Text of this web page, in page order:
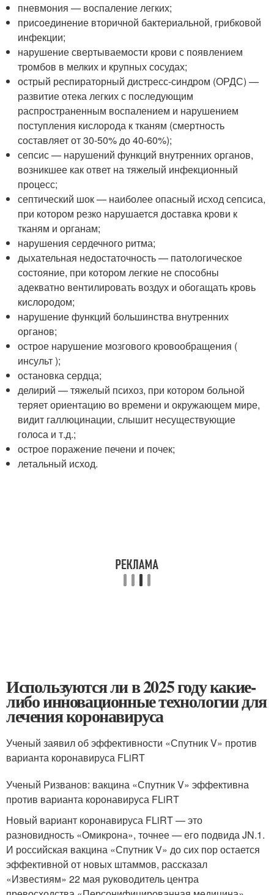
пневмония — воспаление легких;
присоединение вторичной бактериальной, грибковой
инфекции;
нарушение свертываемости крови с появлением
тромбов в мелких и крупных сосудах;
острый респираторный дистресс-синдром (ОРДС) —
развитие отека легких с последующим
распространенным воспалением и нарушением
поступления кислорода к тканям (смертность
составляет от 30-50% до 40-60%);
сепсис — нарушений функций внутренних органов,
возникшее как ответ на тяжелый инфекционный
процесс;
септический шок — наиболее опасный исход сепсиса,
при котором резко нарушается доставка крови к
тканям и органам;
нарушения сердечного ритма;
дыхательная недостаточность — патологическое
состояние, при котором легкие не способны
адекватно вентилировать воздух и обогащать кровь
кислородом;
нарушение функций большинства внутренних
органов;
острое нарушение мозгового кровообращения (
инсульт );
остановка сердца;
делирий — тяжелый психоз, при котором больной
теряет ориентацию во времени и окружающем мире,
видит галлюцинации, слышит несуществующие
голоса и т.д.;
острое поражение печени и почек;
летальный исход.
Используются ли в 2025 году какие-
либо инновационные технологии для
лечения коронавируса
Ученый заявил об эффективности «Спутник V» против
варианта коронавируса FLiRT
Ученый Ризванов: вакцина «Спутник V» эффективна
против варианта коронавируса FLiRT
Новый вариант коронавируса FLiRT — это
разновидность «Омикрона», точнее — его подвида JN.1.
И российская вакцина «Спутник V» до сих пор остается
эффективной от новых штаммов, рассказал
«Известиям» 22 мая руководитель центра